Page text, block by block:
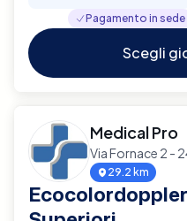
Pagamento in sede
Scegli
Medical Pro
Via Fornace 2 -
29.2 km